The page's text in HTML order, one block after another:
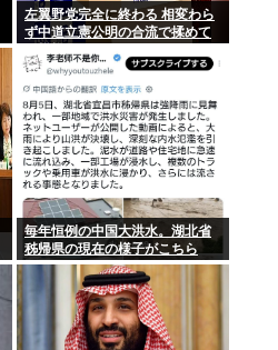
左翼野党完全に終わる 相変わら
ず中道立憲公明の合流で揉めて
毎年恒例の中国大洪水。湖北省
秭帰県の現在の様子がこちら